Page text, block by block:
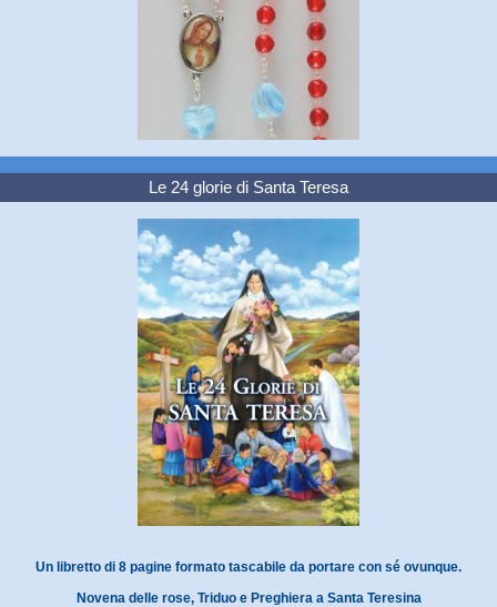
Le 24 glorie di Santa Teresa
Un libretto di 8 pagine formato tascabile da portare con sé ovunque.
Novena delle rose, Triduo e Preghiera a Santa Teresina